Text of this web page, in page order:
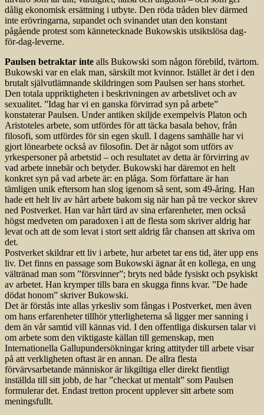
dålig ekonomisk ersättning i utbyte. Den röda tråden blev därmed
inte erövringarna, supandet och svinandet utan den kons­tant
pågående protest som kännetecknade Bukowskis utsiktslösa dag-
för-dag-leverne.
Paulsen betraktar inte alls Bukowski som någon förebild, tvärtom.
Bukowski var en elak man, särskilt mot kvinnor. Istället är det i den
brutalt självutlämnande skildringen som Paulsen ser hans storhet.
Den totala uppriktigheten i beskrivningen av arbetslivet och av
sexualitet. ”Idag har vi en ganska förvirrad syn på arbete”
konstaterar Paulsen. Under antiken skiljde exempelvis Platon och
Aristoteles arbete, som utfördes för att täcka basala behov, från
filosofi, som utfördes för sin egen skull. I dagens samhälle har vi
gjort lönearbete också av filosofin. Det är något som utförs av
yrkespersoner på arbetstid – och resultatet av detta är förvirring av
vad arbete innebär och betyder. Bukowski har däremot en helt
konkret syn på vad arbete är: en plåga. Som författare är han
tämligen unik eftersom han slog igenom så sent, som 49-åring. Han
hade ett helt liv av hårt arbete bakom sig när han på tre veckor skrev
ned Postverket. Han var hårt tärd av sina erfarenheter, men också
högst medveten om paradoxen i att de flesta som skriver aldrig har
levat och att de som levat i stort sett aldrig får chansen att skriva om
det.
Postverket skildrar ett liv i arbete, hur arbetet tar ens tid, äter upp ens
liv. Det finns en passage som Bukowski ägnar åt en kollega, en ung
vältränad man som ”försvinner”; bryts ned både fysiskt och psykiskt
av arbetet. Han krymper tills bara en skugga finns kvar. ”De hade
dödat honom” skriver Bukowski.
Det är förstås inte allas yrkesliv som fångas i Postverket, men även
om hans erfarenheter tillhör ytterligheterna så ligger mer sanning i
dem än vår samtid vill kännas vid. I den offentliga diskursen talar vi
om arbete som den viktigaste källan till gemenskap, men
Internationella Gallupundersökningar kring attityder till arbete visar
på att verkligheten oftast är en annan. De allra flesta
förvärvsarbetande människor är likgiltiga eller direkt fientligt
inställda till sitt jobb, de har ”checkat ut mentalt” som Paulsen
formulerar det. Endast tretton procent upplever sitt arbete som
meningsfullt.